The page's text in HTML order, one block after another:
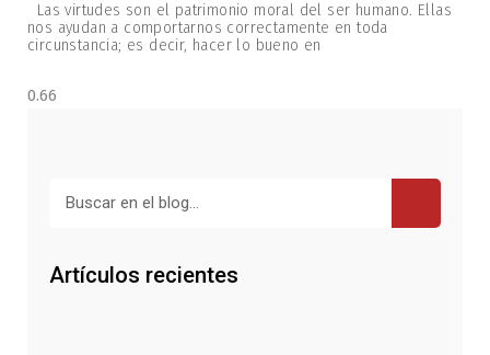
Las virtudes son el patrimonio moral del ser humano. Ellas
nos ayudan a comportarnos correctamente en toda
circunstancia; es decir, hacer lo bueno en
Artículos recientes